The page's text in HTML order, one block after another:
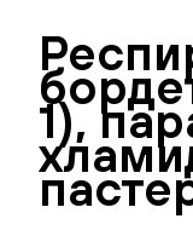
1),